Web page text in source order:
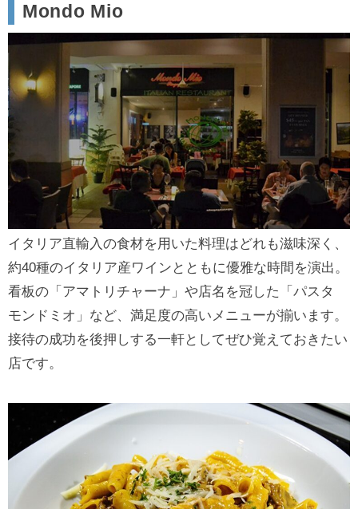
Mondo Mio
イタリア直輸入の食材を用いた料理はどれも滋味深く、
約40種のイタリア産ワインとともに優雅な時間を演出。
看板の「アマトリチャーナ」や店名を冠した「パスタ
モンドミオ」など、満足度の高いメニューが揃います。
接待の成功を後押しする一軒としてぜひ覚えておきたい
店です。